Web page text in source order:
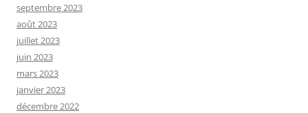
septembre 2023
août 2023
juillet 2023
juin 2023
mars 2023
janvier 2023
décembre 2022